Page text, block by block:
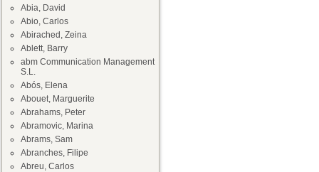
Abia, David
Abio, Carlos
Abirached, Zeina
Ablett, Barry
abm Communication Management
S.L.
Abós, Elena
Abouet, Marguerite
Abrahams, Peter
Abramovic, Marina
Abrams, Sam
Abranches, Filipe
Abreu, Carlos